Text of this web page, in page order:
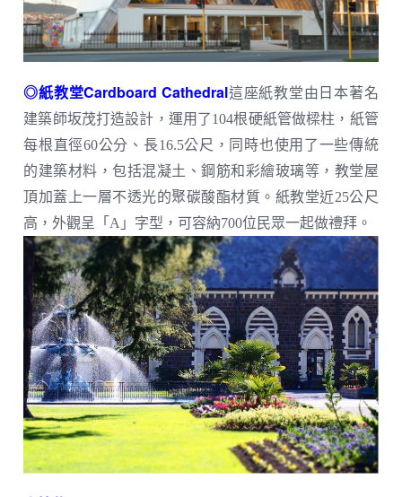
◎紙教堂Cardboard Cathedral這座紙教堂由日本著名
建築師坂茂打造設計，運用了104根硬紙管做樑柱，紙管
每根直徑60公分、長16.5公尺，同時也使用了一些傳統
的建築材料，包括混凝土、鋼筋和彩繪玻璃等，教堂屋
頂加蓋上一層不透光的聚碳酸酯材質。紙教堂近25公尺
高，外觀呈「A」字型，可容納700位民眾一起做禮拜。